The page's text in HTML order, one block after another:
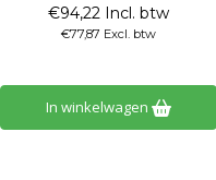
€94,22 Incl. btw
€77,87 Excl. btw
In winkelwagen